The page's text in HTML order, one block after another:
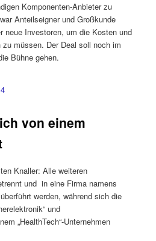
Komponenten-Anbieter zu
Anteilseigner und Großkunde
neue Investoren, um die Kosten und
müssen. Der Deal soll noch im
Bühne gehen.
von einem
Knaller: Alle weiteren
und in eine Firma namens
werden, während sich die
und
„HealthTech“-Unternehmen